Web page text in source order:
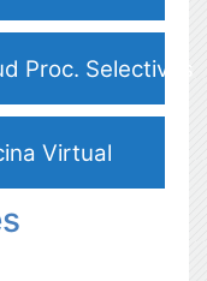
Proc. Selectivos
Virtual